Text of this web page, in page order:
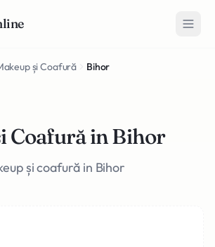
și Coafură Bihor
Coafură in Bihor
și coafură in Bihor